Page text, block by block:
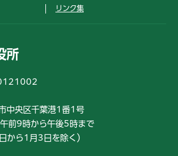
リンク集
所
央区千葉港1番1号
前9時から午後5時まで
から1月3日を除く）